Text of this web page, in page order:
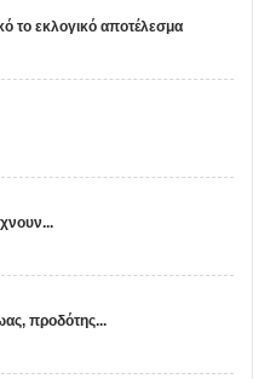
το εκλογικό αποτέλεσμα
προδότης...